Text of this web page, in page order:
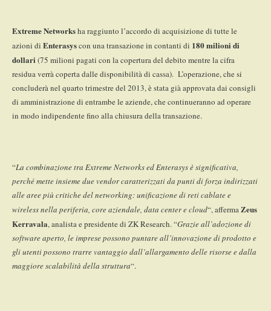
Extreme Networksha raggiunto l’accordo di acquisizione di tutte le
azioni di Enterasyscon una transazione in contanti di 180 milioni di
dollari (75 milioni pagati con la copertura del debito mentre la cifra
residua verrà coperta dalle disponibilità di cassa). L’operazione, che si
concluderà nel quarto trimestre del 2013, è stata già approvata dai consigli
di amministrazione di entrambe le aziende, che continueranno ad operare
in modo indipendente fino alla chiusura della transazione.
“La combinazione tra Extreme Networks ed Enterasys è significativa,
perché mette insieme due vendor caratterizzati da punti di forza indirizzati
alle aree più critiche del networking: unificazione di reti cablate e
wireless nella periferia, core aziendale, data center e cloud“, affermaZeus
Kerravala, analista e presidente di ZK Research. “Grazie all’adozione di
software aperto, le imprese possono puntare all’innovazione di prodotto e
gli utenti possono trarre vantaggio dall’allargamento delle risorse e dalla
maggiore scalabilità della struttura“.